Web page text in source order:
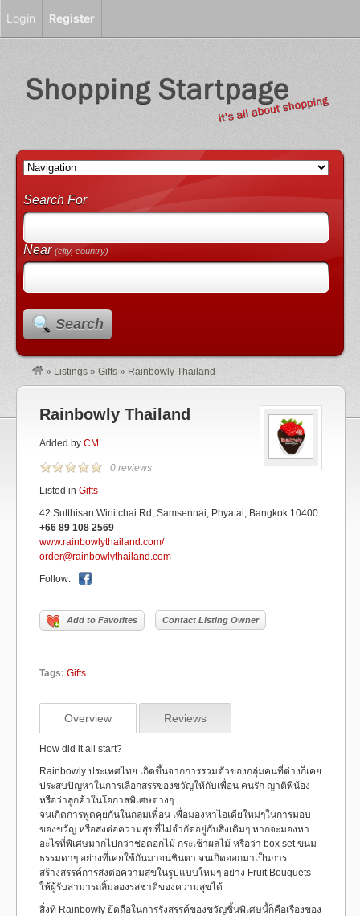
Search For
Near(city, country)
Search
» Listings » Gifts » Rainbowly Thailand
Rainbowly Thailand
Added by CM
0 reviews
Listed in Gifts
42 Sutthisan Winitchai Rd, Samsennai, Phyatai, Bangkok 10400
+66 89 108 2569
www.rainbowlythailand.com/
order@rainbowlythailand.com
Follow:
Add to Favorites Contact Listing Owner
Tags: Gifts
Overview Reviews
How did it all start?
Rainbowly ประเทศไทย เกิดขึ้นจากการรวมตัวของกลุ่มคนที่ต่างก็เคย
ประสบปัญหาในการเลือกสรรของขวัญให้กับเพื่อน คนรัก ญาติพี่น้อง
หรือว่าลูกค้าในโอกาสพิเศษต่างๆ
จนเกิดการพูดคุยกันในกลุ่มเพื่อน เพื่อมองหาไอเดียใหม่ๆในการมอบ
ของขวัญ หรือส่งต่อความสุขที่ไม่จำกัดอยู่กับสิ่งเดิมๆ หากจะมองหา
อะไรที่พิเศษมากไปกว่าช่อดอกไม้ กระเช้าผลไม้ หรือว่า box set ขนม
ธรรมดาๆ อย่างที่เคยใช้กันมาจนชินตา จนเกิดออกมาเป็นการ
สร้างสรรค์การส่งต่อความสุขในรูปแบบใหม่ๆ อย่าง Fruit Bouquets
ให้ผู้รับสามารถลิ้มลองรสชาติของความสุขได้
สิ่งที่ Rainbowly ยึดถือในการรังสรรค์ของขวัญชิ้นพิเศษนี้ก็คือเรื่องของ
Login Register